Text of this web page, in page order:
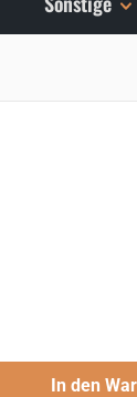
ein oder
In den